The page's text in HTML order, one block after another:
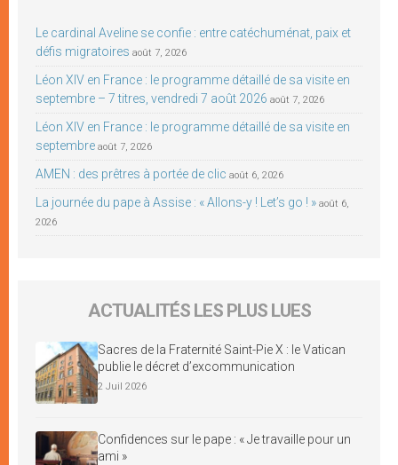
Le cardinal Aveline se confie : entre catéchuménat, paix et
défis migratoires août 7, 2026
Léon XIV en France : le programme détaillé de sa visite en
septembre – 7 titres, vendredi 7 août 2026 août 7, 2026
Léon XIV en France : le programme détaillé de sa visite en
septembre août 7, 2026
AMEN : des prêtres à portée de clic août 6, 2026
La journée du pape à Assise : « Allons-y ! Let’s go ! » août 6,
2026
ACTUALITÉS LES PLUS LUES
Sacres de la Fraternité Saint-Pie X : le Vatican
publie le décret d’excommunication
2 Juil 2026
Confidences sur le pape : « Je travaille pour un
ami »